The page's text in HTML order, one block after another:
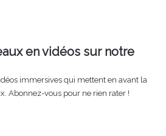
en vidéos sur notre
immersives qui mettent en avant la
Abonnez-vous pour ne rien rater !